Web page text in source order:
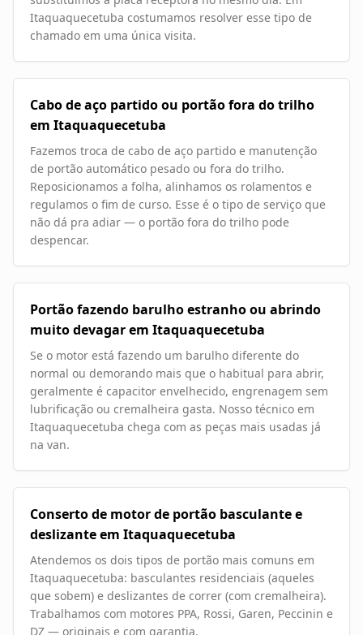
Itaquaquecetuba costumamos resolver esse tipo de
chamado em uma única visita.
Cabo de aço partido ou portão fora do trilho
em Itaquaquecetuba
Fazemos troca de cabo de aço partido e manutenção
de portão automático pesado ou fora do trilho.
Reposicionamos a folha, alinhamos os rolamentos e
regulamos o fim de curso. Esse é o tipo de serviço que
não dá pra adiar — o portão fora do trilho pode
despencar.
Portão fazendo barulho estranho ou abrindo
muito devagar em Itaquaquecetuba
Se o motor está fazendo um barulho diferente do
normal ou demorando mais que o habitual para abrir,
geralmente é capacitor envelhecido, engrenagem sem
lubrificação ou cremalheira gasta. Nosso técnico em
Itaquaquecetuba chega com as peças mais usadas já
na van.
Conserto de motor de portão basculante e
deslizante em Itaquaquecetuba
Atendemos os dois tipos de portão mais comuns em
Itaquaquecetuba: basculantes residenciais (aqueles
que sobem) e deslizantes de correr (com cremalheira).
Trabalhamos com motores PPA, Rossi, Garen, Peccinin e
DZ — originais e com garantia.